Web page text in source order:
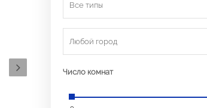
Все типы
Любой город
Число комнат